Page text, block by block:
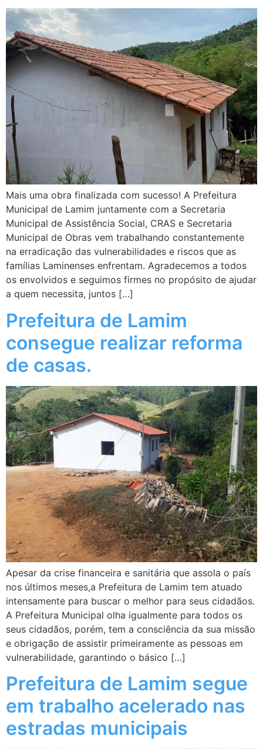
Mais uma obra finalizada com sucesso! A Prefeitura
Municipal de Lamim juntamente com a Secretaria
Municipal de Assistência Social, CRAS e Secretaria
Municipal de Obras vem trabalhando constantemente
na erradicação das vulnerabilidades e riscos que as
famílias Laminenses enfrentam. Agradecemos a todos
os envolvidos e seguimos firmes no propósito de ajudar
a quem necessita, juntos […]
Prefeitura de Lamim
consegue realizar reforma
de casas.
Apesar da crise financeira e sanitária que assola o país
nos últimos meses,a Prefeitura de Lamim tem atuado
intensamente para buscar o melhor para seus cidadãos.
A Prefeitura Municipal olha igualmente para todos os
seus cidadãos, porém, tem a consciência da sua missão
e obrigação de assistir primeiramente as pessoas em
vulnerabilidade, garantindo o básico […]
Prefeitura de Lamim segue
em trabalho acelerado nas
estradas municipais